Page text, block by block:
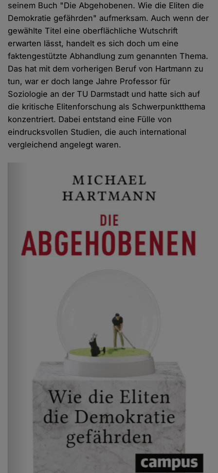
seinem Buch "Die Abgehobenen. Wie die Eliten die
Demokratie gefährden" aufmerksam. Auch wenn der
gewählte Titel eine oberflächliche Wutschrift
erwarten lässt, handelt es sich doch um eine
faktengestützte Abhandlung zum genannten Thema.
Das hat mit dem vorherigen Beruf von Hartmann zu
tun, war er doch lange Jahre Professor für
Soziologie an der TU Darmstadt und hatte sich auf
die kritische Elitenforschung als Schwerpunktthema
konzentriert. Dabei entstand eine Fülle von
eindrucksvollen Studien, die auch international
vergleichend angelegt waren.